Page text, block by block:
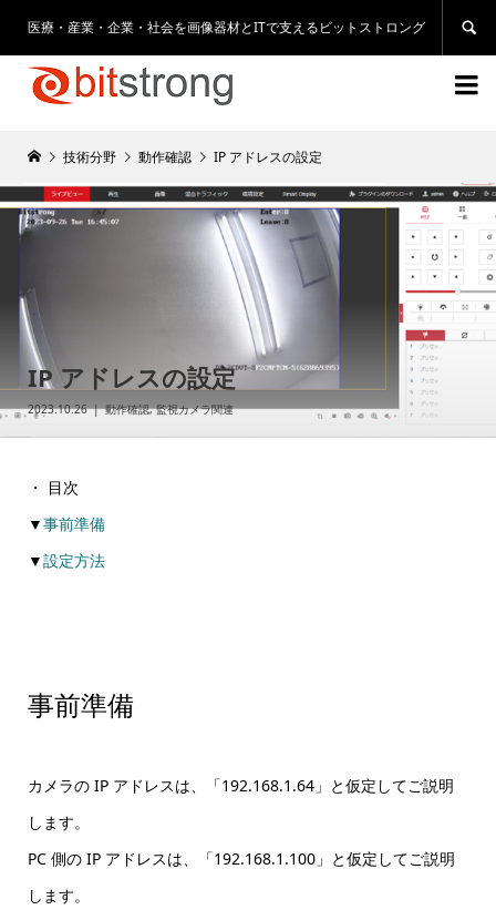
医療・産業・企業・社会を画像器材とITで支えるビットストロング 

技術分野 動作確認 IP アドレスの設定
IP アドレスの設定
2023.10.26 動作確認,監視カメラ関連
・ 目次
▼事前準備
▼設定方法
事前準備
カメラの IP アドレスは、「192.168.1.64」と仮定してご説明
します。
PC 側の IP アドレスは、「192.168.1.100」と仮定してご説明
します。